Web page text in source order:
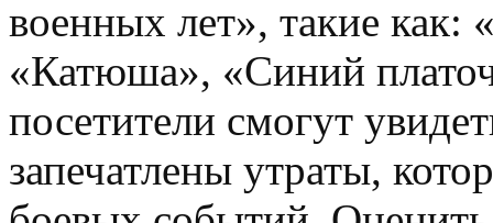
военных лет», такие
«Катюша», «Синий
посетители смогут
запечатлены утраты,